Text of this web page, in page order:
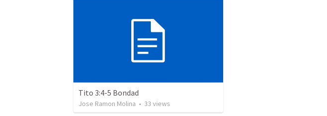
Tito 3:4-5 Bondad
Jose Ramon Molina • 33 views